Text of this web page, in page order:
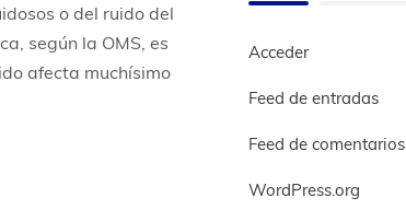
o del ruido del
según la OMS, es
afecta muchísimo
Acceder
Feed de entradas
Feed de comentarios
WordPress.org